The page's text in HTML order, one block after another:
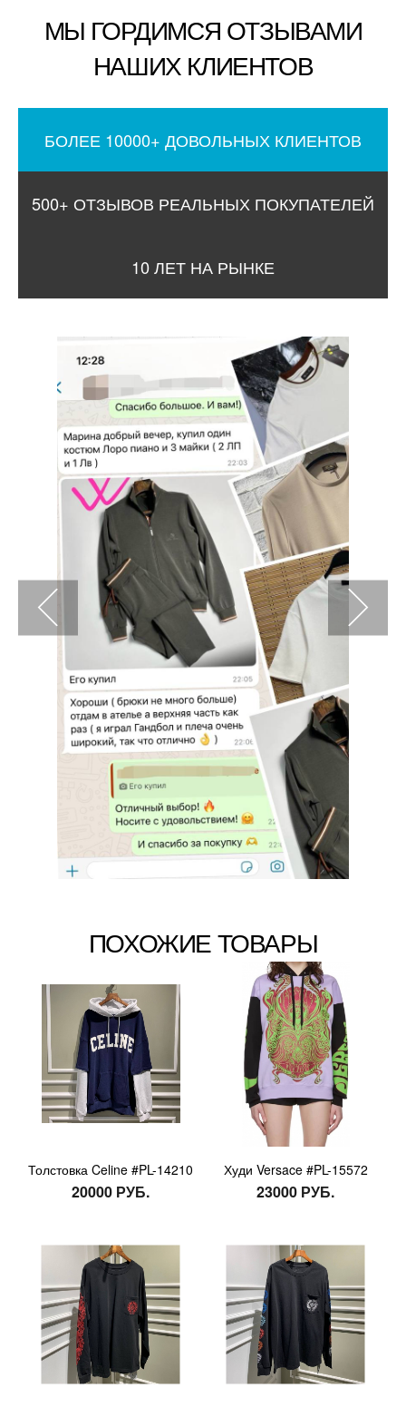
МЫ ГОРДИМСЯ ОТЗЫВАМИ
НАШИХ КЛИЕНТОВ
БОЛЕЕ 10000+ ДОВОЛЬНЫХ КЛИЕНТОВ
500+ ОТЗЫВОВ РЕАЛЬНЫХ ПОКУПАТЕЛЕЙ
10 ЛЕТ НА РЫНКЕ
ПОХОЖИЕ ТОВАРЫ
Толстовка Celine #PL-14210
20000 РУБ.
Худи Versace #PL-15572
23000 РУБ.